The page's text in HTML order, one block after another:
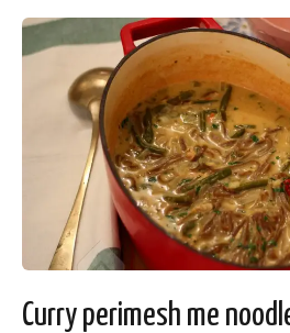
Curry perimesh me